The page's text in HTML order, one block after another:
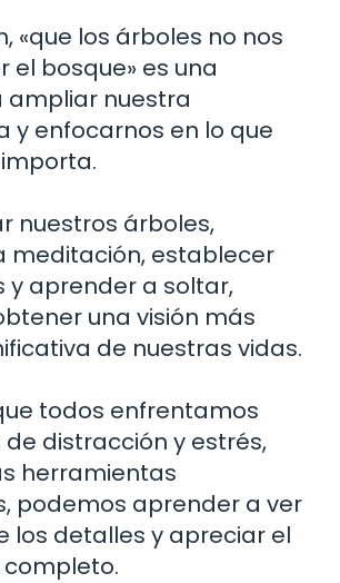
«que los árboles no nos
el bosque» es una
ampliar nuestra
y enfocarnos en lo que
nuestros árboles,
meditación, establecer
y aprender a soltar,
una visión más
de nuestras vidas.
todos enfrentamos
distracción y estrés,
herramientas
podemos aprender a ver
los detalles y apreciar el